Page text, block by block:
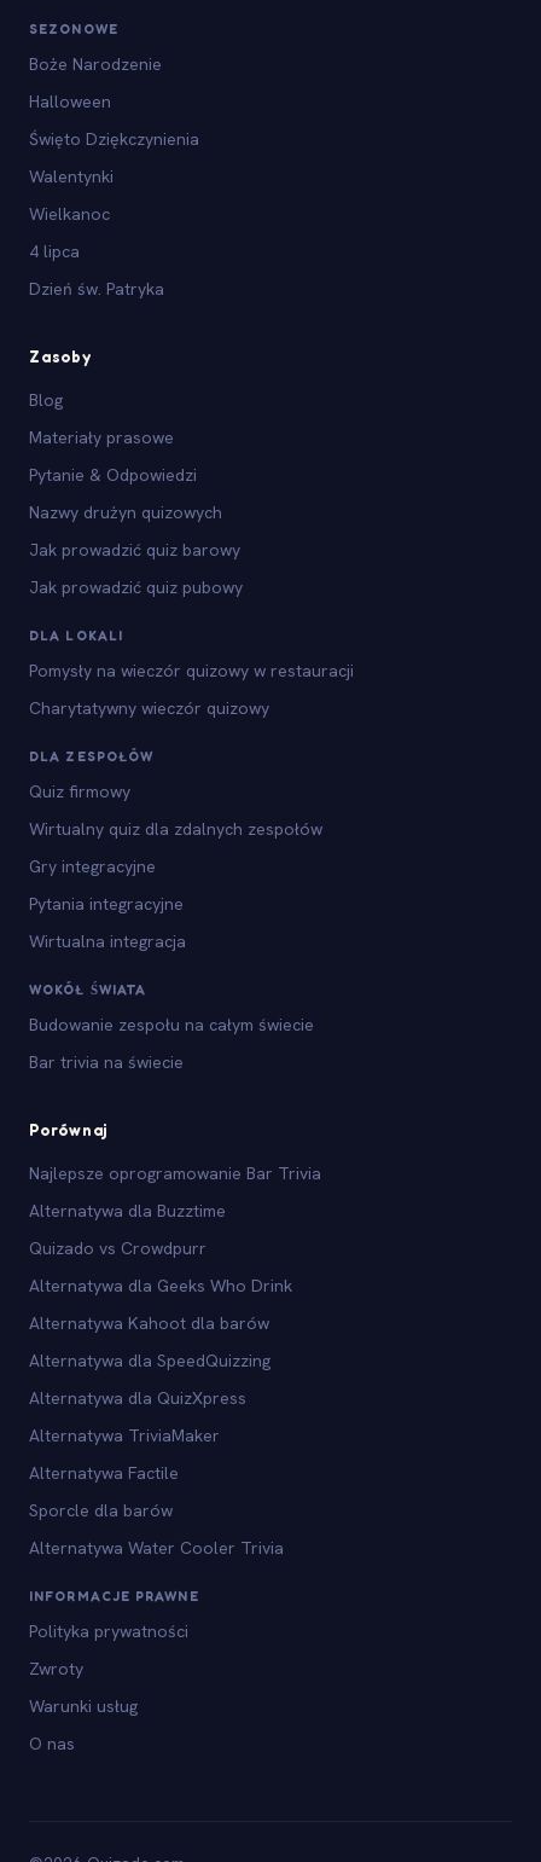
SEZONOWE
Boże Narodzenie
Halloween
Święto Dziękczynienia
Walentynki
Wielkanoc
4 lipca
Dzień św. Patryka
Zasoby
Blog
Materiały prasowe
Pytanie & Odpowiedzi
Nazwy drużyn quizowych
Jak prowadzić quiz barowy
Jak prowadzić quiz pubowy
DLA LOKALI
Pomysły na wieczór quizowy w restauracji
Charytatywny wieczór quizowy
DLA ZESPOŁÓW
Quiz firmowy
Wirtualny quiz dla zdalnych zespołów
Gry integracyjne
Pytania integracyjne
Wirtualna integracja
WOKÓŁ ŚWIATA
Budowanie zespołu na całym świecie
Bar trivia na świecie
Porównaj
Najlepsze oprogramowanie Bar Trivia
Alternatywa dla Buzztime
Quizado vs Crowdpurr
Alternatywa dla Geeks Who Drink
Alternatywa Kahoot dla barów
Alternatywa dla SpeedQuizzing
Alternatywa dla QuizXpress
Alternatywa TriviaMaker
Alternatywa Factile
Sporcle dla barów
Alternatywa Water Cooler Trivia
INFORMACJE PRAWNE
Polityka prywatności
Zwroty
Warunki usług
O nas